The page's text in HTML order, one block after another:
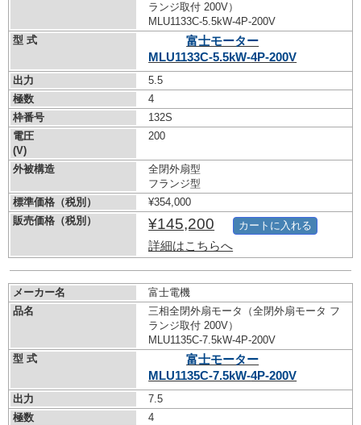
ランジ取付 200V）
MLU1133C-5.5kW-4P-200V
型 式
富士モーター
MLU1133C-5.5kW-4P-200V
出力
5.5
極数
4
枠番号
132S
電圧
(V)
200
外被構造
全閉外扇型
フランジ型
標準価格（税別）
¥354,000
販売価格（税別）
¥145,200
詳細はこちらへ
カートに入れる
メーカー名
富士電機
品名
三相全閉外扇モータ（全閉外扇モータ フ
ランジ取付 200V）
MLU1135C-7.5kW-4P-200V
型 式
富士モーター
MLU1135C-7.5kW-4P-200V
出力
7.5
極数
4